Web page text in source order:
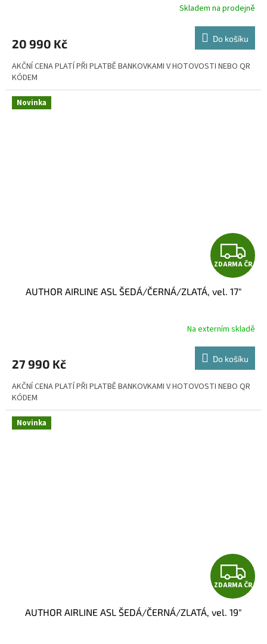
Skladem na prodejně
20 990 Kč Do košíku
AKČNÍ CENA PLATÍ PŘI PLATBĚ BANKOVKAMI V HOTOVOSTI NEBO QR
KÓDEM
Novinka
Z
D
R
M
A
ZDARMA ČR
AUTHOR AIRLINE ASL ŠEDÁ/ČERNÁ/ZLATÁ, vel. 17"
Na externím skladě
27 990 Kč Do košíku
AKČNÍ CENA PLATÍ PŘI PLATBĚ BANKOVKAMI V HOTOVOSTI NEBO QR
KÓDEM
Novinka
Z
D
ZDARMA ČR
AUTHOR AIRLINE ASL ŠEDÁ/ČERNÁ/ZLATÁ, vel. 19"